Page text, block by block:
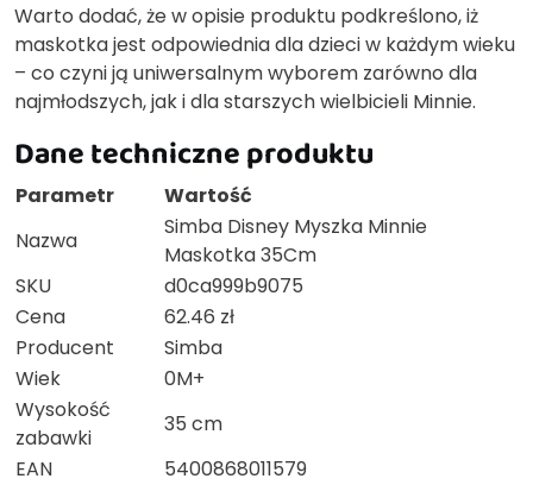
Warto dodać, że w opisie produktu podkreślono, iż
maskotka jest odpowiednia dla dzieci w każdym wieku
– co czyni ją uniwersalnym wyborem zarówno dla
najmłodszych, jak i dla starszych wielbicieli Minnie.
Dane techniczne produktu
Parametr
Wartość
Nazwa
Simba Disney Myszka Minnie
Maskotka 35Cm
SKU
d0ca999b9075
Cena
62.46 zł
Producent
Simba
Wiek
0M+
Wysokość
zabawki
35 cm
EAN
5400868011579